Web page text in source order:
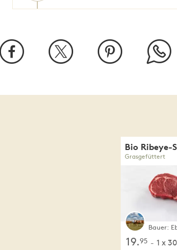
Bio Ribeye-
Grasgefüttert
Bauer:
19.95 - 1 x